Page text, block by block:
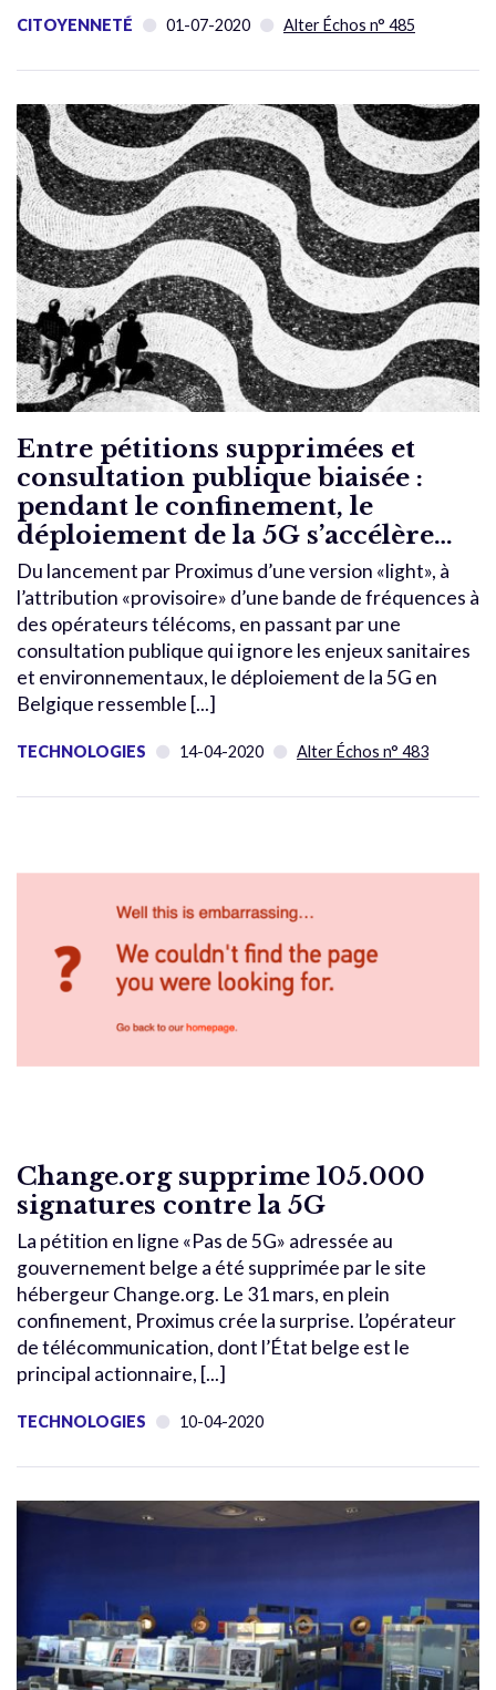
CITOYENNETÉ 01-07-2020 Alter Échos n° 485
Entre pétitions supprimées et
consultation publique biaisée :
pendant le confinement, le
déploiement de la 5G s’accélère…
Du lancement par Proximus d’une version «light», à
l’attribution «provisoire» d’une bande de fréquences à
des opérateurs télécoms, en passant par une
consultation publique qui ignore les enjeux sanitaires
et environnementaux, le déploiement de la 5G en
Belgique ressemble [...]
TECHNOLOGIES 14-04-2020 Alter Échos n° 483
Change.org supprime 105.000
signatures contre la 5G
La pétition en ligne «Pas de 5G» adressée au
gouvernement belge a été supprimée par le site
hébergeur Change.org. Le 31 mars, en plein
confinement, Proximus crée la surprise. L’opérateur
de télécommunication, dont l’État belge est le
principal actionnaire, [...]
TECHNOLOGIES 10-04-2020